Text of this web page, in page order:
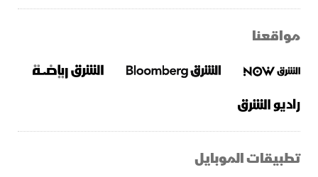
مواقعنا
تطبيقات الموبايل